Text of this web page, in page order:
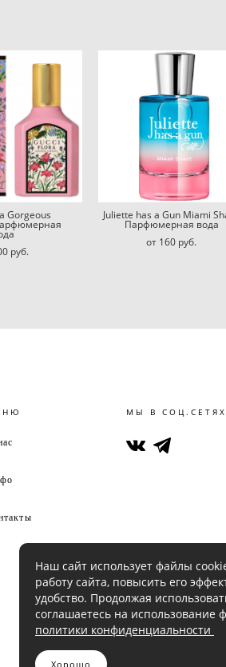
Gorgeous
pуб.
Juliette has a Gun Miami
Парфюмерная вода
от 160 pуб.
МЫ В СОЦ.СЕТЯХ
Наш сайт использует файлы
работу сайта, повысить его
удобство. Продолжая
соглашаетесь на использование
политики конфиденциальности
Хорошо